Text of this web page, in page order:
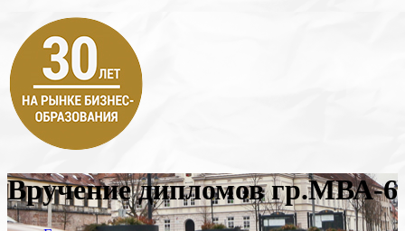
Вручение дипломов гр.МВА-6